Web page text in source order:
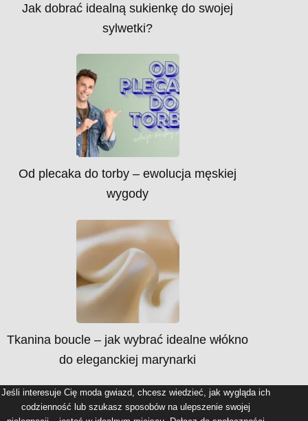
Jak dobrać idealną sukienkę do swojej
sylwetki?
Od plecaka do torby – ewolucja męskiej
wygody
Tkanina boucle – jak wybrać idealne włókno
do eleganckiej marynarki
Jeśli interesuje Cię moda gwiazd, chcesz wiedzieć, jak wygląda ich
codzienność lub szukasz sposobów na ulepszenie swojej